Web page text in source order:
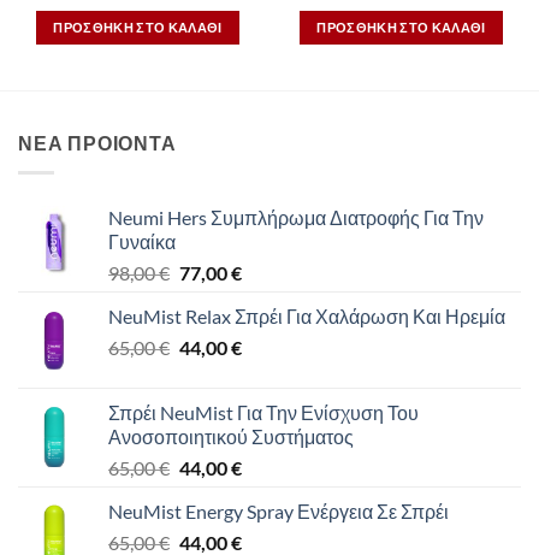
ΠΡΟΣΘΉΚΗ ΣΤΟ ΚΑΛΆΘΙ ΠΡΟΣΘΉΚΗ ΣΤΟ ΚΑΛΆΘΙ
ΝΕΑ ΠΡΟΙΟΝΤΑ
Neumi Hers Συμπλήρωμα Διατροφής Για Την
Γυναίκα
98,00€ Original
was:
98,00 €.
77,00€Η
τιμή
είναι:
NeuMist Relax Σπρέι Για Χαλάρωση Και Ηρεμία
65,00€ Original
65,00 €.
44,00€Η
είναι:
44,00 €.
Σπρέι NeuMist Για Την Ενίσχυση Του
Ανοσοποιητικού Συστήματος
65,00€ Original
was:
65,00 €.
44,00€Η
τιμή
είναι:
NeuMist Energy Spray Ενέργεια Σε Σπρέι
65,00€ Original
44,00€Η